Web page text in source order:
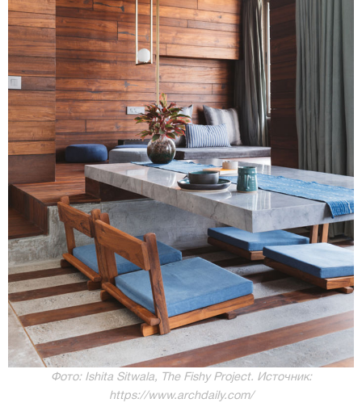
Фото: Ishita Sitwala, The Fishy Project. Источник:
https://www.archdaily.com/